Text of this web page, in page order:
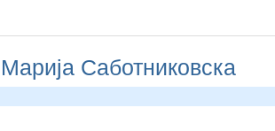
Саботниковска